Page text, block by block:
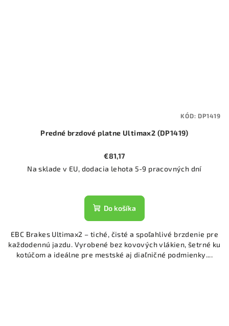
Predné brzdové platne Ultimax2 (DP1419)
€81,17
Na sklade v EU, dodacia lehota 5-9 pracovných dní
Do košíka
EBC Brakes Ultimax2 – tiché, čisté a spoľahlivé brzdenie pre
každodennú jazdu. Vyrobené bez kovových vlákien, šetrné ku
kotúčom a ideálne pre mestské aj diaľničné podmienky....
KÓD:DP1419